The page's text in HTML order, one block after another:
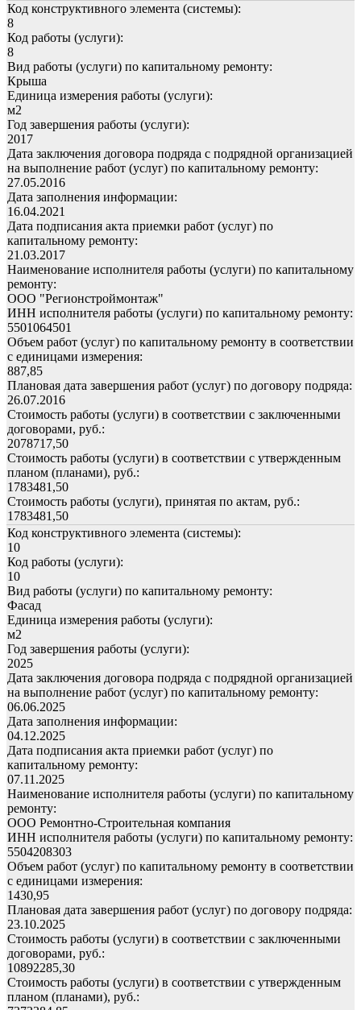
Код конструктивного элемента (системы):
8
Код работы (услуги):
8
Вид работы (услуги) по капитальному ремонту:
Крыша
Единица измерения работы (услуги):
м2
Год завершения работы (услуги):
2017
Дата заключения договора подряда с подрядной организацией
на выполнение работ (услуг) по капитальному ремонту:
27.05.2016
Дата заполнения информации:
16.04.2021
Дата подписания акта приемки работ (услуг) по
капитальному ремонту:
21.03.2017
Наименование исполнителя работы (услуги) по капитальному
ремонту:
ООО "Регионстроймонтаж"
ИНН исполнителя работы (услуги) по капитальному ремонту:
5501064501
Объем работ (услуг) по капитальному ремонту в соответствии
с единицами измерения:
887,85
Плановая дата завершения работ (услуг) по договору подряда:
26.07.2016
Стоимость работы (услуги) в соответствии с заключенными
договорами, руб.:
2078717,50
Стоимость работы (услуги) в соответствии с утвержденным
планом (планами), руб.:
1783481,50
Стоимость работы (услуги), принятая по актам, руб.:
1783481,50
Код конструктивного элемента (системы):
10
Код работы (услуги):
10
Вид работы (услуги) по капитальному ремонту:
Фасад
Единица измерения работы (услуги):
м2
Год завершения работы (услуги):
2025
Дата заключения договора подряда с подрядной организацией
на выполнение работ (услуг) по капитальному ремонту:
06.06.2025
Дата заполнения информации:
04.12.2025
Дата подписания акта приемки работ (услуг) по
капитальному ремонту:
07.11.2025
Наименование исполнителя работы (услуги) по капитальному
ремонту:
ООО Ремонтно-Строительная компания
ИНН исполнителя работы (услуги) по капитальному ремонту:
5504208303
Объем работ (услуг) по капитальному ремонту в соответствии
с единицами измерения:
1430,95
Плановая дата завершения работ (услуг) по договору подряда:
23.10.2025
Стоимость работы (услуги) в соответствии с заключенными
договорами, руб.:
10892285,30
Стоимость работы (услуги) в соответствии с утвержденным
планом (планами), руб.: